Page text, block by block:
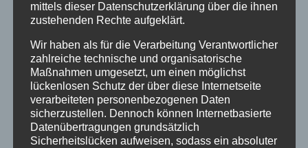
Ähnliche Beiträge
mittels dieser Datenschutzerklärung über die ihnen
zustehenden Rechte aufgeklärt.
Wir haben als für die Verarbeitung Verantwortlicher
zahlreiche technische und organisatorische
Maßnahmen umgesetzt, um einen möglichst
lückenlosen Schutz der über diese Internetseite
verarbeiteten personenbezogenen Daten
sicherzustellen. Dennoch können Internetbasierte
Datenübertragungen grundsätzlich
Sicherheitslücken aufweisen, sodass ein absoluter